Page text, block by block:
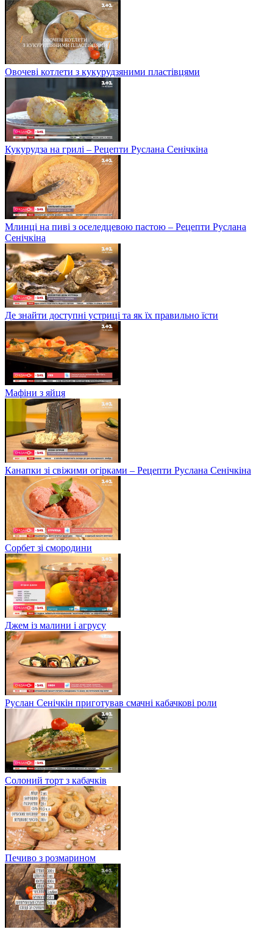
Овочеві котлети з кукурудзяними пластівцями
Кукурудза на грилі – Рецепти Руслана Сенічкіна
Млинці на пиві з оселедцевою пастою – Рецепти Руслана
Сенічкіна
Де знайти доступні устриці та як їх правильно їсти
Мафіни з яйця
Канапки зі свіжими огірками – Рецепти Руслана Сенічкіна
Сорбет зі смородини
Джем із малини і агрусу
Руслан Сенічкін приготував смачні кабачкові роли
Солоний торт з кабачків
Печиво з розмарином